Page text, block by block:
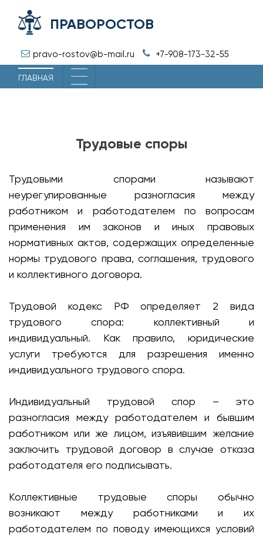
ПРАВОРОСТОВ
pravo-rostov@b-mail.ru +7-908-173-32-55
ГЛАВНАЯ
Трудовые споры
Трудовыми спорами называют
неурегулированные разногласия между
работником и работодателем по вопросам
применения им законов и иных правовых
нормативных актов, содержащих определенные
нормы трудового права, соглашения, трудового
и коллективного договора.
Трудовой кодекс РФ определяет 2 вида
трудового спора: коллективный и
индивидуальный. Как правило, юридические
услуги требуются для разрешения именно
индивидуального трудового спора.
Индивидуальный трудовой спор – это
разногласия между работодателем и бывшим
работником или же лицом, изъявившим желание
заключить трудовой договор в случае отказа
работодателя его подписывать.
Коллективные трудовые споры обычно
возникают между работниками и их
работодателем по поводу имеющихся условий